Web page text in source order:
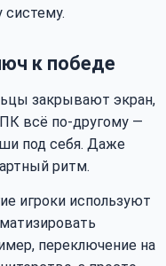
к победе
закрывают экран,
всё по-другому —
под себя. Даже
ритм.
игроки используют
переключение на